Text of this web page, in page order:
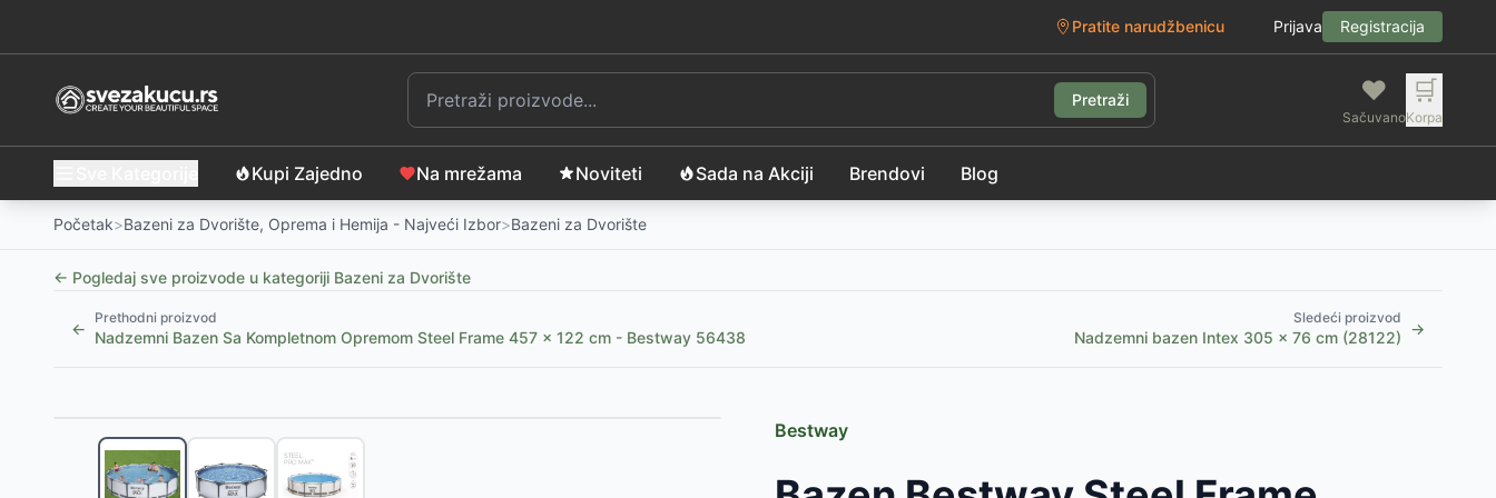
Pratite narudžbenicu Prijava Registracija
Pretraži ❤️
Sačuvano
🛒
Korpa
Kupi Zajedno Na mrežama Noviteti Sada na Akciji Brendovi Blog
Početak>Bazeni za Dvorište, Oprema i Hemija - Najveći Izbor>Bazeni za Dvorište
← Pogledaj sve proizvode u kategoriji Bazeni za Dvorište
←
Prethodni proizvod
Nadzemni Bazen Sa Kompletnom Opremom Steel Frame 457 x 122 cm - Bestway 56438
Sledeći proizvod
Nadzemni bazen Intex 305 x 76 cm (28122) →
Purlov Sklopivi Bazen za Pse 160x30cm
SPA naslon za glavu - 24cm x 19cm x 6cm
9%
Bestway